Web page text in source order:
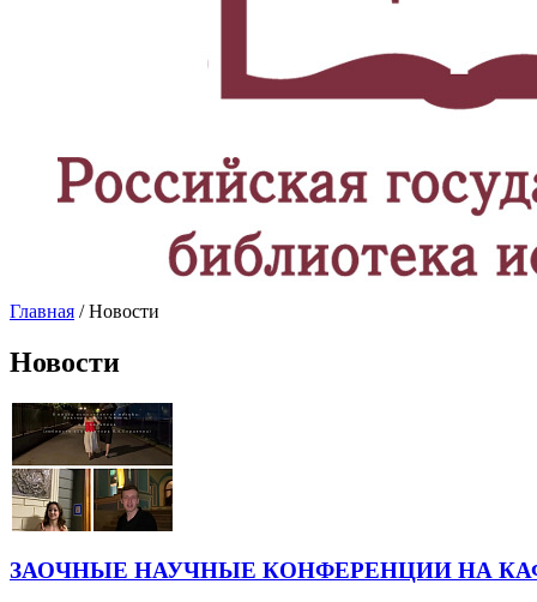
Главная / Новости
Новости
ЗАОЧНЫЕ НАУЧНЫЕ КОНФЕРЕНЦИИ НА